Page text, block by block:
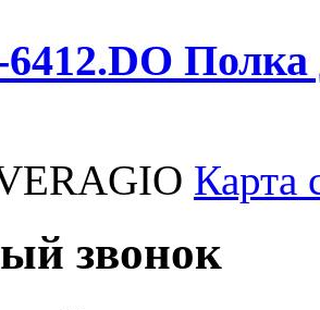
Полка
Карта
звонок